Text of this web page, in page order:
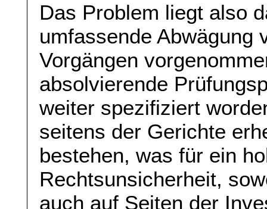
Das Problem liegt also
umfassende Abwägung
Vorgängen
absolvierende
weiter spezifiziert
seitens der Gerichte
bestehen, was für ein
Rechtsunsicherheit,
auch auf Seiten der